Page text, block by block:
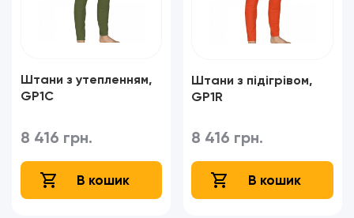
Штани з утепленням,
GP1C
8 416 грн.
В кошик
Штани з підігрівом,
GP1R
8 416 грн.
В кошик